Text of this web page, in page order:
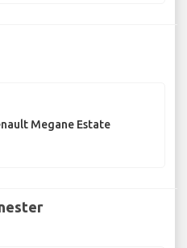
Megane Estate